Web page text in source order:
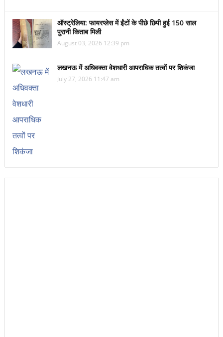
ऑस्ट्रेलिया: फायरप्लेस में ईंटों के पीछे छिपी हुई 150 साल
पुरानी किताब मिली
August 03, 2026 12:39 pm
लखनऊ में अधिवक्ता वेशधारी आपराधिक तत्वों पर शिकंजा
July 27, 2026 11:47 am